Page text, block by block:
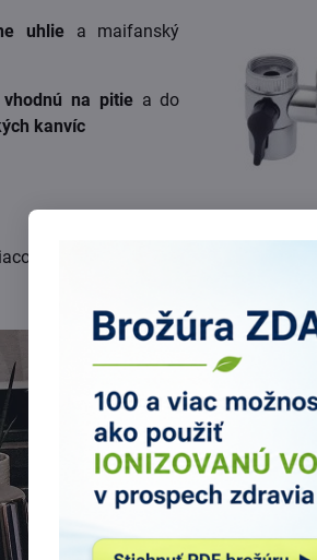
uhliea maifanský
vhodnú na pitiea do
kanvíc
alebo 750 litrov